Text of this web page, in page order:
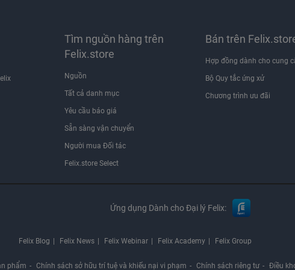
cao hình ảnh cá nhân chuyên nghiệp và uy tín.
tạo thương mại điện tử B2B hàng đầu Việt Nam:
FELIX để hưởng ưu đãi
Tìm nguồn hàng trên
Felix.store
Nguồn
Tất cả danh mục
Yêu cầu báo giá
Sẵn sàng vận chuyển
Người mua Đối tác
Felix.store Select
Bán trên
Hợp đồng dành cho cung
Bộ Quy tắc ứng xử
Chương trình ưu đãi
Ứng dụng Dành cho Đại lý Felix:
Felix Blog Felix News Felix Webinar Felix Academy Felix Group
phẩm Chính sách sở hữu trí tuệ và khiếu nại vi phạm Chính sách riêng tư Điều